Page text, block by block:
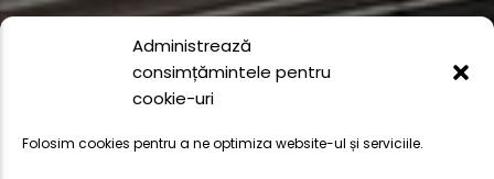
Administrează
consimțămintele pentru
cookie-uri
Folosim cookies pentru a ne optimiza website-ul și serviciile.
© 2024 Toate drepturile rezervate Supersonic Radio
COD DEONTOLOGIC ARCA
POLITICA DE CONFIDENȚIALITATE